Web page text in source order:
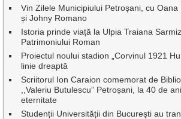
Vin Zilele Municipiului Petroșani, cu
și Johny Romano
Istoria prinde viață la Ulpia Traiana
Patrimoniului Roman
Proiectul noului stadion „Corvinul 1921
linie dreaptă
Scriitorul Ion Caraion comemorat de
,,Valeriu Butulescu” Petroșani, la 40 de
eternitate
Studenții Universității din București au